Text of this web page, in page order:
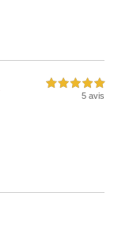
5,0 étoiles sur 5
5 avis